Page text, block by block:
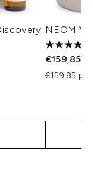
NEOM
€159,85
€159,85